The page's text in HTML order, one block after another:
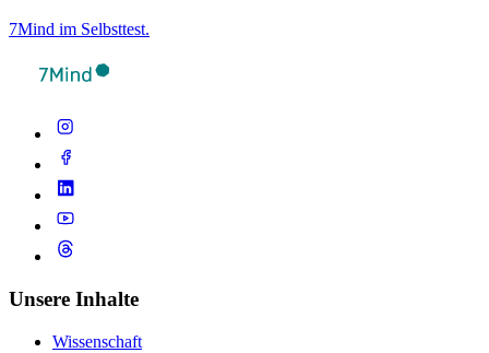
7Mind im Selbsttest.
Unsere Inhalte
Wissenschaft